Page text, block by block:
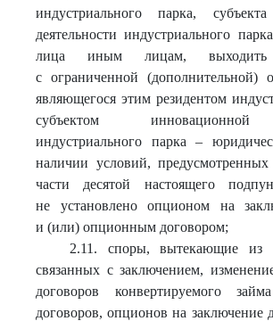
индустриального парка,
деятельности индустриального
лица иным лицам,
с ограниченной (дополнительной)
являющегося этим резидентом
субъектом инновационной
индустриального парка –
наличии условий,
части десятой настоящего
не установлено опционом на
и (или) опционным договором;
2.11. споры, вытекающие из
связанных с заключением,
договоров конвертируемого
договоров, опционов на заключение